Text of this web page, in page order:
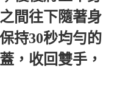
間往下隨著身
持30秒均勻的
，收回雙手，